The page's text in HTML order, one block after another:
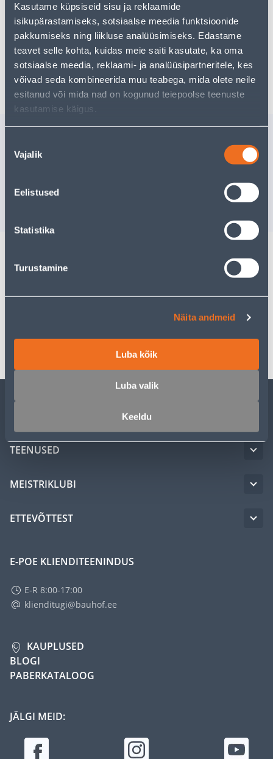
Kasutame küpsiseid sisu ja reklaamide
isikupärastamiseks, sotsiaalse meedia funktsioonide
pakkumiseks ning liikluse analüüsimiseks. Edastame
teavet selle kohta, kuidas meie saiti kasutate, ka oma
sotsiaalse meedia, reklaami- ja analüüsipartneritele, kes
võivad seda kombineerida muu teabega, mida olete neile
esitanud või mida nad on kogunud teiepoolse teenuste
kasutamise käigus.
valik
Vajalik
Eelistused
Statistika
Turustamine
Näita andmeid
Luba kõik
Luba valik
Keeldu
• Metallipuur 17 x 184 mm.
• 14-päevane tagastusõigus.
Tarne pole võimalik
Sarnased tooted
6.66 €
4.33 €
Kirjeldus
Transport
TEENUSED
MEISTRIKLUBI
ETTEVÕTTEST
E-POE KLIENDITEENINDUS
E-R 8:00-17:00
klienditugi@bauhof.ee
KAUPLUSED
BLOGI
PABERKATALOOG
JÄLGI MEID: